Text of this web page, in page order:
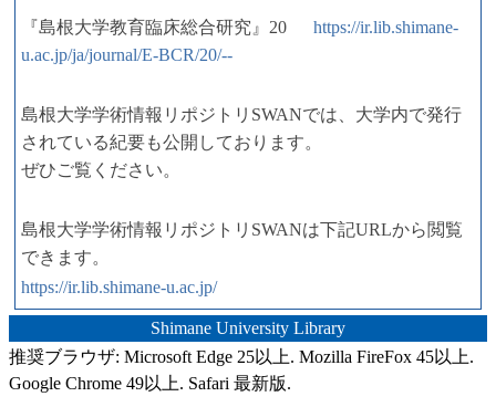
『島根大学教育臨床総合研究』20 https://ir.lib.shimane-
u.ac.jp/ja/journal/E-BCR/20/--
島根大学学術情報リポジトリSWANでは、大学内で発行
されている紀要も公開しております。
ぜひご覧ください。
島根大学学術情報リポジトリSWANは下記URLから閲覧
できます。
https://ir.lib.shimane-u.ac.jp/
Shimane University Library
推奨ブラウザ: Microsoft Edge 25以上. Mozilla FireFox 45以上.
Google Chrome 49以上. Safari 最新版.